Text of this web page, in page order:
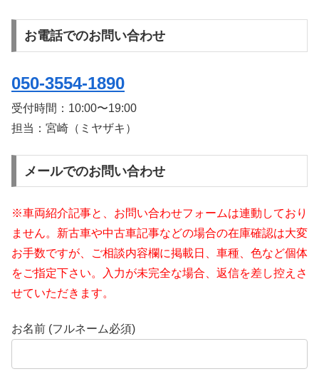
お電話でのお問い合わせ
050-3554-1890
受付時間： 10:00〜19:00
担当：宮崎（ミヤザキ）
メールでのお問い合わせ
※車両紹介記事と、お問い合わせフォームは連動しており
ません。新古車や中古車記事などの場合の在庫確認は大変
お手数ですが、ご相談内容欄に掲載日、車種、色など個体
をご指定下さい。入力が未完全な場合、返信を差し控えさ
せていただきます。
お名前 (フルネーム必須)